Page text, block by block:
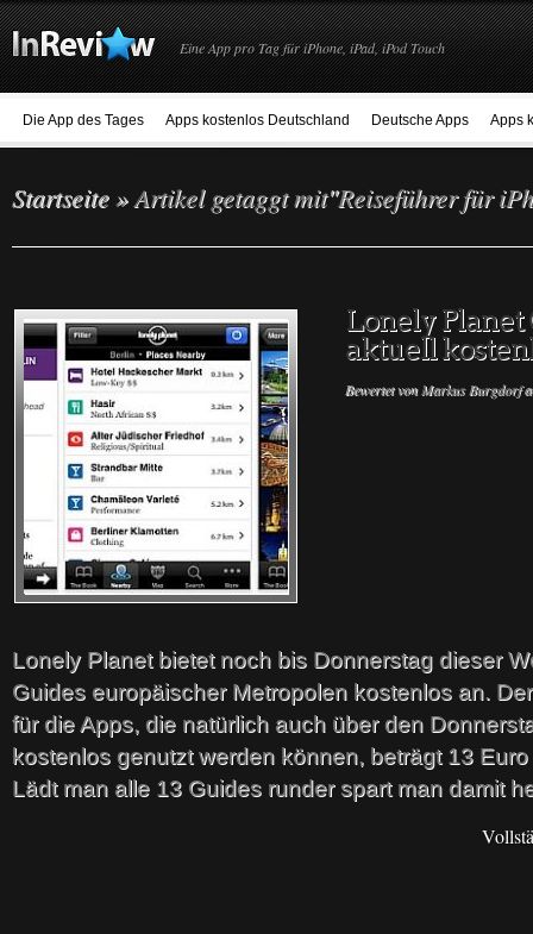
Eine App pro Tag für iPhone, iPad, iPod Touch
Die App des Tages Apps kostenlos Deutschland Deutsche Apps Apps
Startseite»Artikel getaggt mit"Reiseführer für
Lonely Planet
aktuell
Bewertet vonMarkus Burgdorf
Lonely Planet bietet noch bis Donnerstag dieser
Guides europäischer Metropolen kostenlos an.
für die Apps, die natürlich auch über den
kostenlos genutzt werden können, beträgt 13
Lädt man alle 13 Guides runder spart man damit